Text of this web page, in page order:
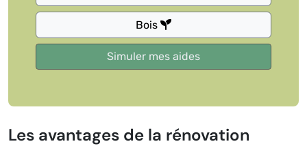
Bois
Les avantages de la rénovation